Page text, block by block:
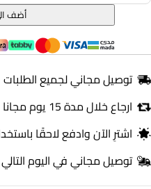
أضف
توصيل مجاني لجميع الطلبات
ارجاع خلال مدة 15 يوم مجانا
اشترِ الآن وادفع لاحقًا
توصيل مجاني في اليوم